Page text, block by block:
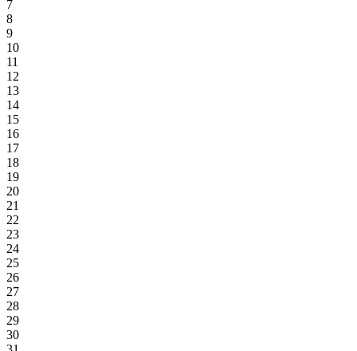
7
8
9
10
11
12
13
14
15
16
17
18
19
20
21
22
23
24
25
26
27
28
29
30